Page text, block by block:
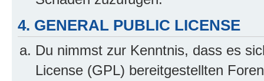
4. GENERAL PUBLIC LICENSE
Du nimmst zur Kenntnis, dass es
License (GPL) bereitgestellten